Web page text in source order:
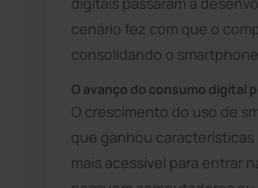
cenário fez com que o
consolidando o
O avanço do consumo digital
O crescimento do uso de
que ganhou
mais acessível para entrar